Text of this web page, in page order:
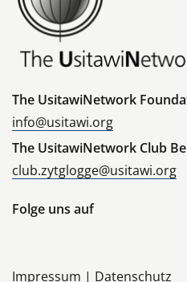
The UsitawiNetwork
info@usitawi.org
The UsitawiNetwork Club
club.zytglogge@usitawi.org
Folge uns auf
Impressum | Datenschutz